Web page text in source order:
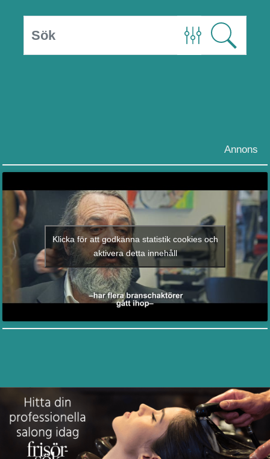
Annons
Klicka för att godkänna statistik cookies och
aktivera detta innehåll